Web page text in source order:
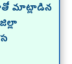
మాట్లాడిన